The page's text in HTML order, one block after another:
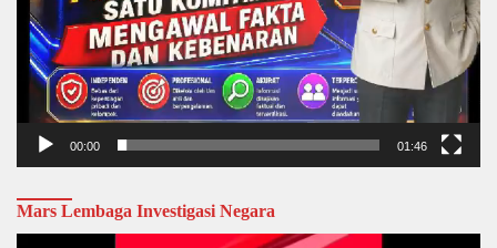
00:00 01:46
Mars Lembaga Investigasi Negara